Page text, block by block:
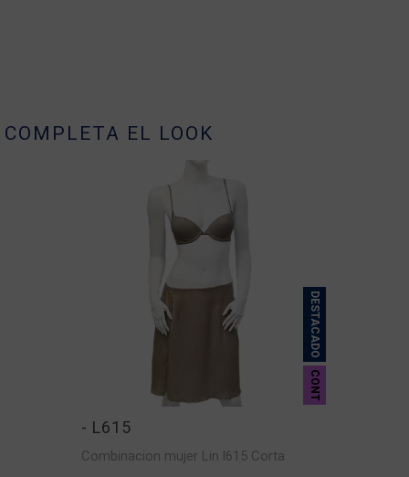
COMPLETA EL LOOK
DESTACADO
CONT
- L615
Combinacion mujer Lin l615 Corta